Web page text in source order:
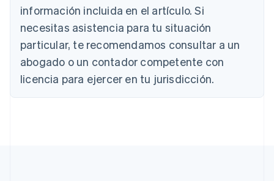
información incluida en el artículo. Si
necesitas asistencia para tu situación
particular, te recomendamos consultar a un
abogado o un contador competente con
licencia para ejercer en tu jurisdicción.
Deutsch English
Bélgica
Nederlands English
Brasil
PortuguêsEnglish
Bulgaria
Canadá